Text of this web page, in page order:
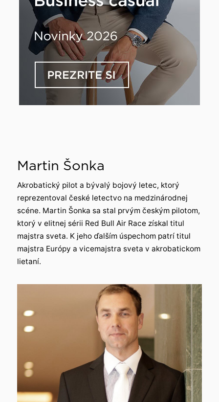
Martin Šonka
Akrobatický pilot a bývalý bojový letec, ktorý
reprezentoval české letectvo na medzinárodnej
scéne. Martin Šonka sa stal prvým českým pilotom,
ktorý v elitnej sérii Red Bull Air Race získal titul
majstra sveta. K jeho ďalším úspechom patrí titul
majstra Európy a vicemajstra sveta v akrobatickom
lietaní.